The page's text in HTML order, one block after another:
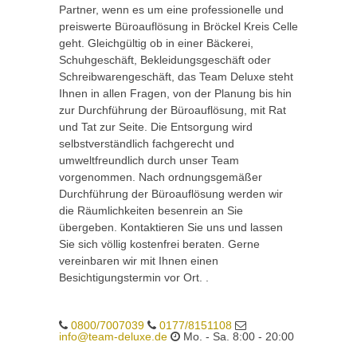
Partner, wenn es um eine professionelle und
preiswerte Büroauflösung in Bröckel Kreis Celle
geht. Gleichgültig ob in einer Bäckerei,
Schuhgeschäft, Bekleidungsgeschäft oder
Schreibwarengeschäft, das Team Deluxe steht
Ihnen in allen Fragen, von der Planung bis hin
zur Durchführung der Büroauflösung, mit Rat
und Tat zur Seite. Die Entsorgung wird
selbstverständlich fachgerecht und
umweltfreundlich durch unser Team
vorgenommen. Nach ordnungsgemäßer
Durchführung der Büroauflösung werden wir
die Räumlichkeiten besenrein an Sie
übergeben. Kontaktieren Sie uns und lassen
Sie sich völlig kostenfrei beraten. Gerne
vereinbaren wir mit Ihnen einen
Besichtigungstermin vor Ort. .
0800/7007039
0177/8151108
info@team-deluxe.de
Mo. - Sa. 8:00 - 20:00